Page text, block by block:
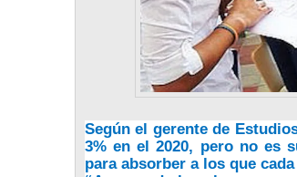
Según el gerente de
3% en el 2020, pero no es
para absorber a los que